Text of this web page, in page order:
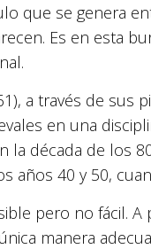
que se genera
Es en esta
a través de
en una
la década de los
años 40 y 50,
pero no fácil.
manera